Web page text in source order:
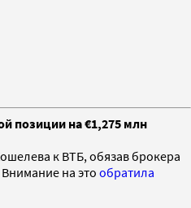
позиции на €1,275 млн
к ВТБ, обязав брокера
на этообратила